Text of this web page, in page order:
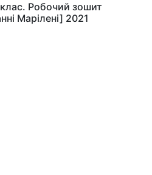
Робочий зошит
Марілені] 2021